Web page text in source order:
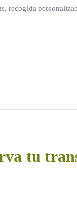
recogida
tu